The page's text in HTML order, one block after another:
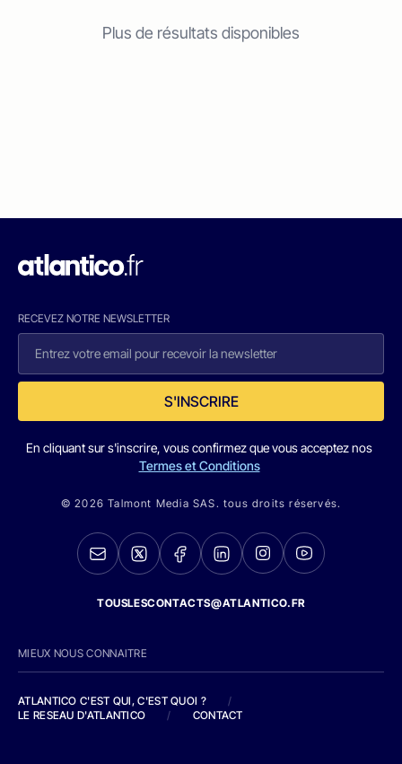
Plus de résultats disponibles
RECEVEZ NOTRE NEWSLETTER
S'INSCRIRE
En cliquant sur s'inscrire, vous confirmez que vous acceptez nos
Termes et Conditions
© 2026 Talmont Media SAS. tous droits réservés.
TOUSLESCONTACTS@ATLANTICO.FR
MIEUX NOUS CONNAITRE
ATLANTICO C'EST QUI, C'EST QUOI ?
/
LE RESEAU D'ATLANTICO
/ CONTACT